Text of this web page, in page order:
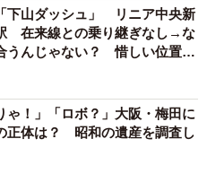
ムページはこちら
下山ダッシュ」 リニア中央新
在来線との乗り継ぎなし→な
うんじゃない？ 惜しい位置関
ゃ！」「ロボ？」大阪・梅田に
正体は？ 昭和の遺産を調査し